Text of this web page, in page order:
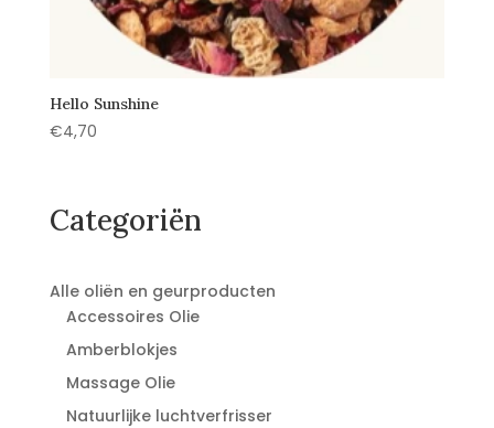
Hello Sunshine
€4,70
Categoriën
Alle oliën en geurproducten
Accessoires Olie
Amberblokjes
Massage Olie
Natuurlijke luchtverfrisser